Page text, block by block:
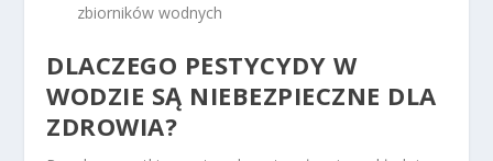
zbiorników wodnych
DLACZEGO PESTYCYDY W
WODZIE SĄ NIEBEZPIECZNE DLA
ZDROWIA?